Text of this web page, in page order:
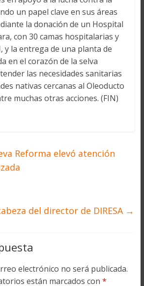
un papel clave en sus áreas
la donación de un Hospital
con 30 camas hospitalarias y
y la entrega de una planta de
en el corazón de la selva
las necesidades sanitarias
nativas cercanas al Oleoducto
muchas otras acciones. (FIN)
Reforma elevó atención
del director de DIRESA →
electrónico no será publicada.
están marcados con *